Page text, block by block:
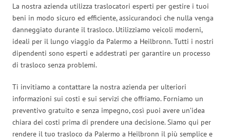
La nostra azienda utilizza traslocatori esperti per gestire i tuoi
beni in modo sicuro ed efficiente, assicurandoci che nulla venga
danneggiato durante il trasloco. Utilizziamo veicoli moderni,
ideali per il lungo viaggio da Palermo a Heilbronn. Tutti i nostri
dipendenti sono esperti e addestrati per garantire un processo
di trasloco senza problemi.
Ti invitiamo a contattare la nostra azienda per ulteriori
informazioni sui costi e sui servizi che offriamo. Forniamo un
preventivo gratuito e senza impegno, così puoi avere un’idea
chiara dei costi prima di prendere una decisione. Siamo qui per
rendere il tuo trasloco da Palermo a Heilbronn il più semplice e